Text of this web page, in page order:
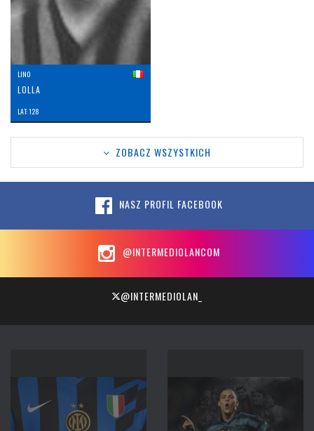
LINO
LOLLA
LAT: 128
ZOBACZ WSZYSTKICH
NASZ PROFIL FACEBOOK
@INTERMEDIOLANCOM
@INTERMEDIOLAN_